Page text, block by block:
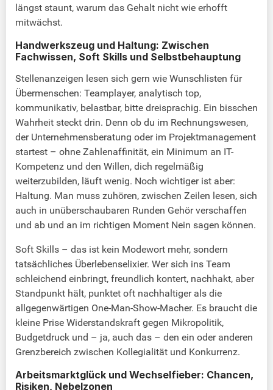
längst staunt, warum das Gehalt nicht wie erhofft
mitwächst.
Handwerkszeug und Haltung: Zwischen
Fachwissen, Soft Skills und Selbstbehauptung
Stellenanzeigen lesen sich gern wie Wunschlisten für
Übermenschen: Teamplayer, analytisch top,
kommunikativ, belastbar, bitte dreisprachig. Ein bisschen
Wahrheit steckt drin. Denn ob du im Rechnungswesen,
der Unternehmensberatung oder im Projektmanagement
startest – ohne Zahlenaffinität, ein Minimum an IT-
Kompetenz und den Willen, dich regelmäßig
weiterzubilden, läuft wenig. Noch wichtiger ist aber:
Haltung. Man muss zuhören, zwischen Zeilen lesen, sich
auch in unüberschaubaren Runden Gehör verschaffen
und ab und an im richtigen Moment Nein sagen können.
Soft Skills – das ist kein Modewort mehr, sondern
tatsächliches Überlebenselixier. Wer sich ins Team
schleichend einbringt, freundlich kontert, nachhakt, aber
Standpunkt hält, punktet oft nachhaltiger als die
allgegenwärtigen One-Man-Show-Macher. Es braucht die
kleine Prise Widerstandskraft gegen Mikropolitik,
Budgetdruck und – ja, auch das – den ein oder anderen
Grenzbereich zwischen Kollegialität und Konkurrenz.
Arbeitsmarktglück und Wechselfieber: Chancen,
Risiken, Nebelzonen